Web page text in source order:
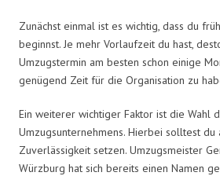
Zunächst einmal ist es wichtig, dass du
beginnst. Je mehr Vorlaufzeit du hast,
Umzugstermin am besten schon einige
genügend Zeit für die Organisation zu
Ein weiterer wichtiger Faktor ist die Wahl
Umzugsunternehmens. Hierbei solltest du
Zuverlässigkeit setzen. Umzugsmeister
Würzburg hat sich bereits einen Namen